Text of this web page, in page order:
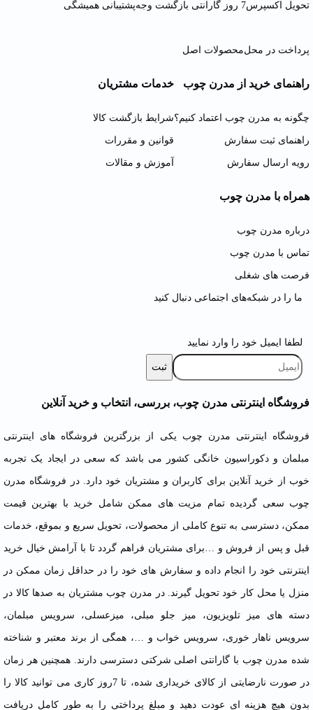
تحویل اکسپرس7 روز گارانتی بازگشت وجه پشتیبانی همیشگی
پرداخت در محلمحصولات اصل
راهنمای خرید از مدرن چوب
چگونه به مدرن چوب اعتماد کنیم؟
راهنمای ثبت سفارش
رویه ارسال سفارش
خدمات مشتریان
شرایط بازگشت کالا
قوانین و مقررات
آموزش و مقالات
همراه با مدرن چوب
درباره مدرن چوب
تماس با مدرن چوب
فرصت های شغلی
ما را در شبکه‌های اجتماعی دنبال کنید
لطفا ایمیل خود را وارد نمایید
فروشگاه اینترنتی مدرن چوب، بررسی، انتخاب و خرید آنلاین
فروشگاه اینترنتی مدرن چوب یکی از بزرگترین فروشگاه های اینترنتی
مبلمان و دکوراسیون خانگی کشور می باشد که سعی در ایجاد یک تجربه
خوب از خرید آنلاین برای کاربران و مشتریان خود دارد. در فروشگاه مدرن
چوب سعی گردیده تمام مزیت های ممکن شامل خرید با بهترین قیمت
ممکن، دسترسی به تنوع کاملی از محصولات، تحویل سریع و بموقع، خدمات
قبل و پس از فروش و …برای مشتریان فراهم گردد تا با آرامش خیال خرید
اینترنتی خود را انجام داده و سفارش های خود را در حداقل زمان ممکن در
منزل یا محل کار خود تحویل گیرند. در مدرن چوب مشتریان به صدها کالا در
دسته های میز تلویزیون، میز جلو مبلی، میزعسلی، سرویس مبلمان،
سرویس ناهار خوری، سرویس خواب و …، همگی از برند معتبر و شناخته
شده مدرن چوب با گارانتی اصلی شرکتی دسترسی دارند. همچنین هر زمان
در صورت نارضایتی از کالای خریداری شده، تا 7روز کاری می توانید کالا را
بدون هیچ هزینه ای عودت دهید و مبلغ پرداختی را به طور کامل دریافت